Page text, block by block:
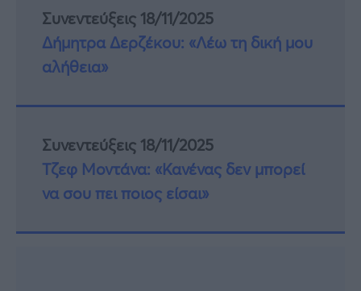
Συνεντεύξεις 18/11/2025
Δήμητρα Δερζέκου: «Λέω τη δική μου
αλήθεια»
Συνεντεύξεις 18/11/2025
Τζεφ Μοντάνα: «Κανένας δεν μπορεί
να σου πει ποιος είσαι»